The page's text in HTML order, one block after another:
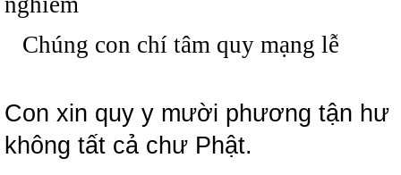
Chúng con chí tâm quy mạng lễ
Con xin quy y mười phương tận hư
không tất cả chư Phật.